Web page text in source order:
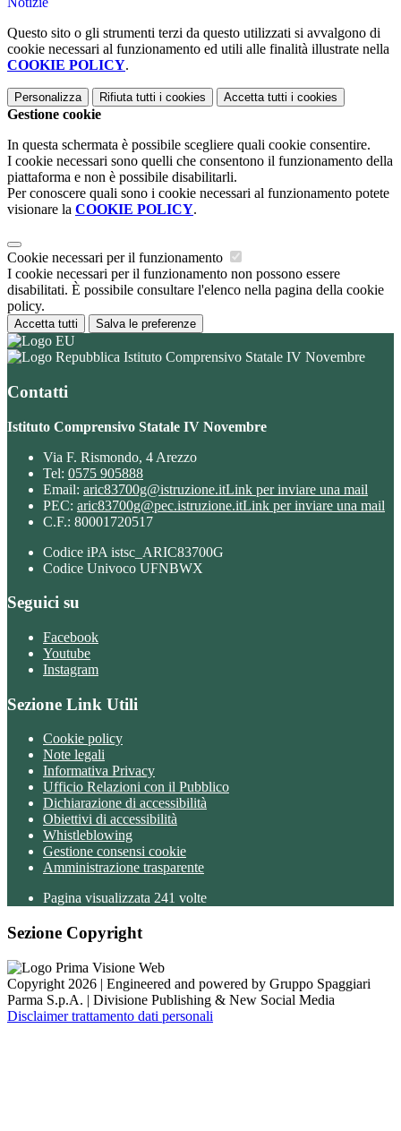
Questo sito o gli strumenti terzi da questo utilizzati si avvalgono di
cookie necessari al funzionamento ed utili alle finalità illustrate nella
COOKIE POLICY.
Personalizza Rifiuta tutti i cookies Accetta tutti i cookies
Gestione cookie
In questa schermata è possibile scegliere quali cookie consentire.
I cookie necessari sono quelli che consentono il funzionamento della
piattaforma e non è possibile disabilitarli.
Per conoscere quali sono i cookie necessari al funzionamento potete
visionare la COOKIE POLICY.
Cookie necessari per il funzionamento
I cookie necessari per il funzionamento non possono essere
disabilitati. È possibile consultare l'elenco nella pagina della cookie
policy.
Accetta tutti Salva le preferenze
Istituto Comprensivo Statale IV Novembre
Contatti
Istituto Comprensivo Statale IV Novembre
Via F. Rismondo, 4 Arezzo
Tel: 0575 905888
Email: aric83700g@istruzione.itLink per inviare una mail
PEC: aric83700g@pec.istruzione.itLink per inviare una mail
C.F.: 80001720517
Codice iPA istsc_ARIC83700G
Codice Univoco UFNBWX
Seguici su
Facebook
Youtube
Instagram
Sezione Link Utili
Cookie policy
Note legali
Informativa Privacy
Ufficio Relazioni con il Pubblico
Dichiarazione di accessibilità
Obiettivi di accessibilità
Whistleblowing
Gestione consensi cookie
Amministrazione trasparente
Pagina visualizzata 241 volte
Sezione Copyright
Copyright 2026 | Engineered and powered by Gruppo Spaggiari
Parma S.p.A. | Divisione Publishing & New Social Media
Disclaimer trattamento dati personali